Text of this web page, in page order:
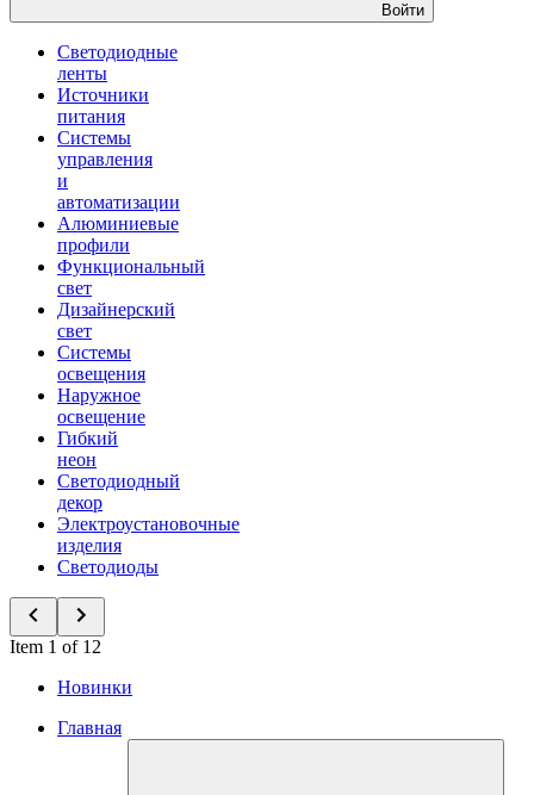
Войти
Светодиодные
ленты
Источники
питания
Системы
управления
и
автоматизации
Алюминиевые
профили
Функциональный
свет
Дизайнерский
свет
Системы
освещения
Наружное
освещение
Гибкий
неон
Светодиодный
декор
Электроустановочные
изделия
Светодиоды
Item 1 of 12
Новинки
Главная